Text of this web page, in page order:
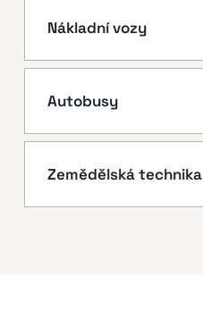
Nákladní vozy
Autobusy
Zemědělská technika